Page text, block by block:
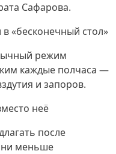
Сафарова.
«бесконечный стол»
режим
каждые полчаса —
и запоров.
неё
после
меньше